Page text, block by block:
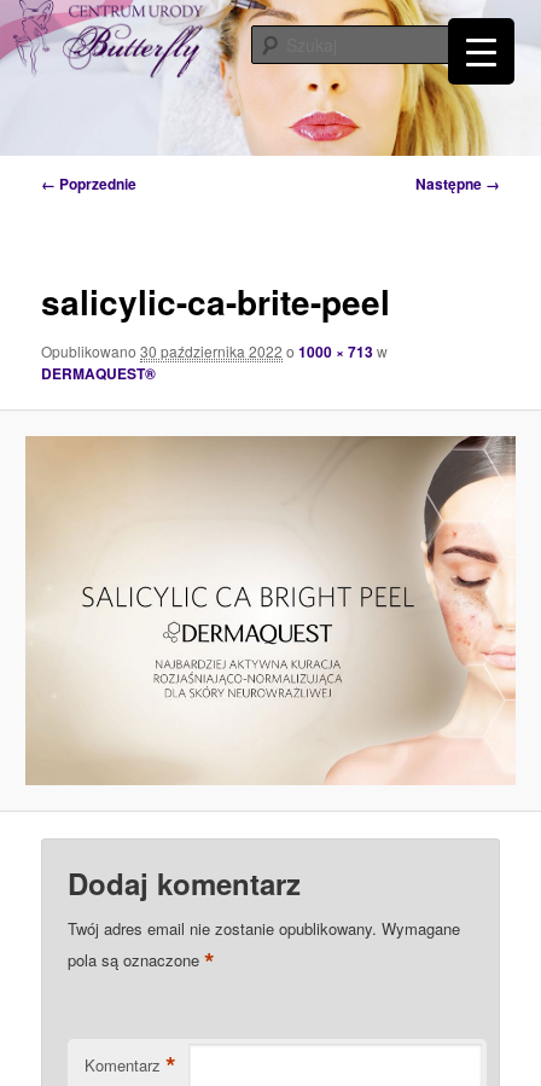
Przeskocz
do
tekstu
Centrum Urody Butterfly – Katowice
Tylko od Ciebie zależy kiedy zaczniesz o siebie dbać. Przyjdź a my Ci w tym
pomożemy…
Nawigacja
← Poprzednie Następne →
salicylic-ca-brite-peel
Opublikowano30 października 2022 o1000 × 713w
DERMAQUEST®
Dodaj komentarz
Twój adres email nie zostanie opublikowany. Wymagane
pola są oznaczone*
Komentarz *